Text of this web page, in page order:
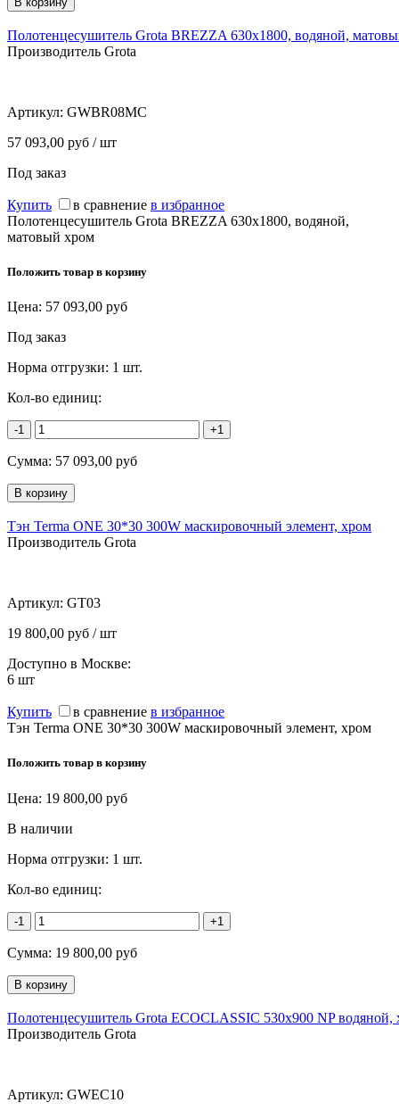
Полотенцесушитель Grota BREZZA 630х1800, водяной,
Производитель Grota
Артикул: GWBR08MС
57 093,00 руб / шт
Под заказ
Купить в сравнение в избранное
Полотенцесушитель Grota BREZZA 630х1800, водяной,
матовый хром
Положить товар в корзину
Цена: 57 093,00 руб
Под заказ
Норма отгрузки: 1 шт.
Кол-во единиц:
-1 +1
Сумма: 57 093,00 руб
Тэн Terma ONE 30*30 300W маскировочный элемент, хром
Производитель Grota
Артикул: GT03
19 800,00 руб / шт
Доступно в Москве:
6 шт
Купить в сравнение в избранное
Тэн Terma ONE 30*30 300W маскировочный элемент, хром
Положить товар в корзину
Цена: 19 800,00 руб
В наличии
Норма отгрузки: 1 шт.
Кол-во единиц:
-1 +1
Сумма: 19 800,00 руб
Полотенцесушитель Grota ECOCLASSIC 530x900 NP водяной,
Производитель Grota
Артикул: GWEC10